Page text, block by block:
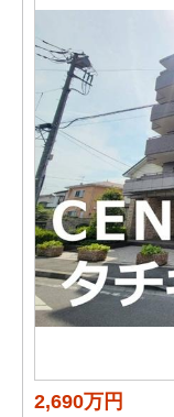
2,690万円